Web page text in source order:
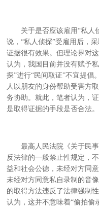
关于是否应该雇用“私人侦
说，“私人侦探”受雇用后，
证据很有效果。但理论界对
认为，我国目前并没有赋予
探”进行“民间取证”不宜提倡
人以朋友的身份帮助受害方
务协助。就此，笔者认为，
是取得证据的手段是否合法。
最高人民法院《关于民事
反法律的一般禁止性规定，
益和社会公德，未经对方同
未经对方同意私自录制的音
的取得方法违反了法律强制
认为，这并不意味着“偷拍偷